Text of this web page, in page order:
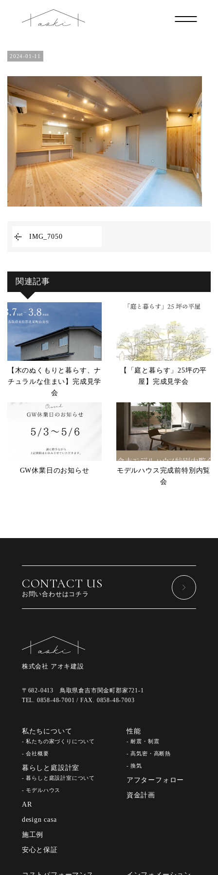
2024-01-11
IMG_7050
関連記事
【木のぬくもりと暮らす、ナ
チュラルな住まい】完成見学
会
【「庭と暮らす」25坪の平
屋】完成見学会
GW休業日のお知らせ
モデルハウス完成前特別内覧
会
CONTACT US
お問い合わせはコチラ
株式会社 アオキ建設
〒682-0413 鳥取県倉吉市関金町郡家721-1
TEL. 0858-48-7001 / FAX. 0858-48-7003
私たちについて
- 私たちの家づくりについて
- 会社概要
暮らしと庭設計室
- 暮らしと庭設計室について
- モデルハウス
AR
design casa
施工例
安心と保証
性能
- 耐震・制震
- 高気密・高断熱
- 換気
アフターフォロー
資金計画